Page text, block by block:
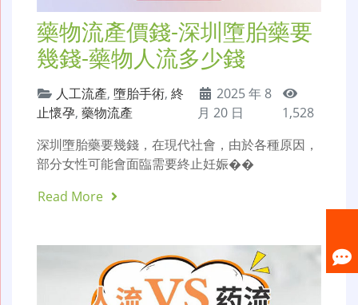
藥物流產價錢-深圳墮胎藥要
幾錢-藥物人流多少錢
人工流產, 墮胎手術, 終
止懷孕, 藥物流產
2025 年 8
月 20 日
1,528
深圳墮胎藥要幾錢，在現代社會，由於各種原因，
部分女性可能會面臨需要終止妊娠��
Read More